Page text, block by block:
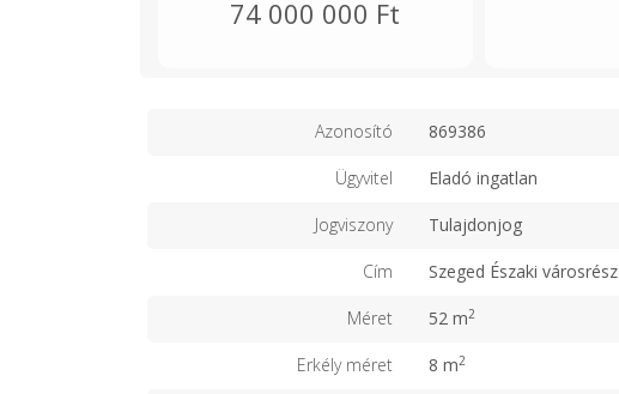
74 000 000 Ft
Azonosító 869386
Ügyvitel Eladó ingatlan
Jogviszony Tulajdonjog
Cím Szeged Északi városrész
Méret 52 m2
Erkély méret 8 m2